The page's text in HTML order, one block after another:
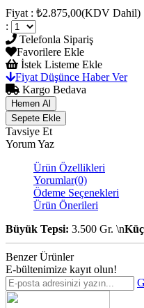
Fiyat : ₺2.875,00(KDV Dahil)
:
Telefonla Sipariş
Favorilere Ekle
İstek Listeme Ekle
Fiyat Düşünce Haber Ver
Kargo Bedava
Tavsiye Et
Yorum Yaz
Ürün Özellikleri
Yorumlar(0)
Ödeme Seçenekleri
Ürün Önerileri
Büyük Tepsi: 3.500 Gr. \n
Benzer Ürünler
E-bültenimize kayıt olun!